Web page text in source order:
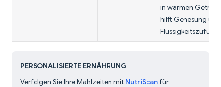
in warmen
hilft Genesung und
Flüssigkeitszufuhr.
PERSONALISIERTE ERNÄHRUNG
Verfolgen Sie Ihre Mahlzeiten mit NutriScanfür